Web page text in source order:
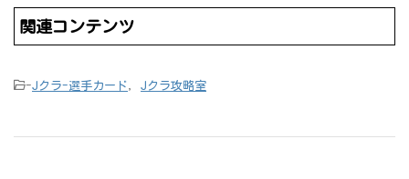
関連コンテンツ
-Jクラ-選手カード, Jクラ攻略室